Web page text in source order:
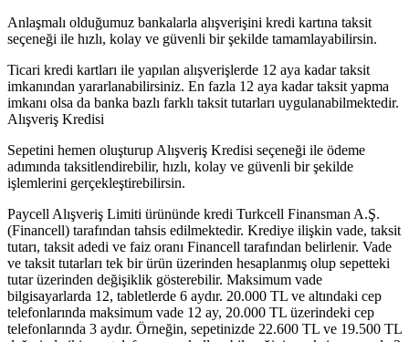
Anlaşmalı olduğumuz bankalarla alışverişini kredi kartına taksit
seçeneği ile hızlı, kolay ve güvenli bir şekilde tamamlayabilirsin.
Ticari kredi kartları ile yapılan alışverişlerde 12 aya kadar taksit
imkanından yararlanabilirsiniz. En fazla 12 aya kadar taksit yapma
imkanı olsa da banka bazlı farklı taksit tutarları uygulanabilmektedir.
Alışveriş Kredisi
Sepetini hemen oluşturup Alışveriş Kredisi seçeneği ile ödeme
adımında taksitlendirebilir, hızlı, kolay ve güvenli bir şekilde
işlemlerini gerçekleştirebilirsin.
Paycell Alışveriş Limiti ürününde kredi Turkcell Finansman A.Ş.
(Financell) tarafından tahsis edilmektedir. Krediye ilişkin vade, taksit
tutarı, taksit adedi ve faiz oranı Financell tarafından belirlenir. Vade
ve taksit tutarları tek bir ürün üzerinden hesaplanmış olup sepetteki
tutar üzerinden değişiklik gösterebilir. Maksimum vade
bilgisayarlarda 12, tabletlerde 6 aydır. 20.000 TL ve altındaki cep
telefonlarında maksimum vade 12 ay, 20.000 TL üzerindeki cep
telefonlarında 3 aydır. Örneğin, sepetinizde 22.600 TL ve 19.500 TL